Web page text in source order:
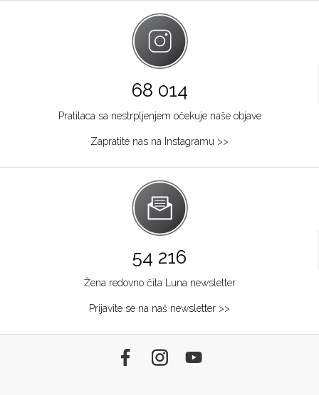
68 014
Pratilaca sa nestrpljenjem očekuje naše objave
Zapratite nas na Instagramu >>
54 216
Žena redovno čita Luna newsletter
Prijavite se na naš newsletter >>